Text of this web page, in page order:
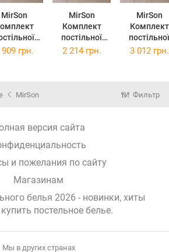
MirSon
білизни
0631
MirSon
Комплект
постільної
білизни Євро
MirSon
Комплект
постільної
білизни
17-0631
909 грн. 2 214 грн. 3 012 грн.
MirSon Фильтр
версия сайта
и пожелания по сайту
Магазинам
белья 2026 - новинки, хиты
купить постельное белье.
Мы в других странах